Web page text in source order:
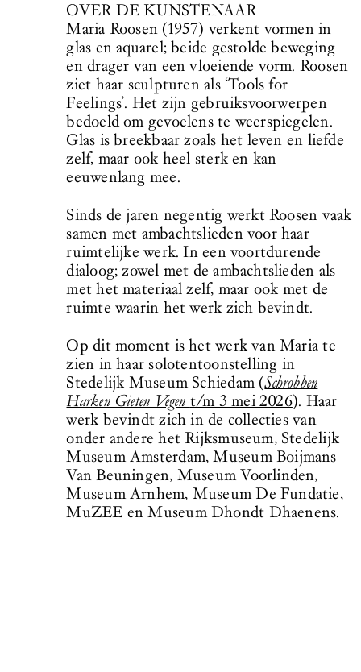
OVER DE KUNSTENAAR
Maria Roosen (1957) verkent vormen in
glas en aquarel; beide gestolde beweging
en drager van een vloeiende vorm. Roosen
ziet haar sculpturen als ‘Tools for
Feelings’. Het zijn gebruiksvoorwerpen
bedoeld om gevoelens te weerspiegelen.
Glas is breekbaar zoals het leven en liefde
zelf, maar ook heel sterk en kan
eeuwenlang mee.
Sinds de jaren negentig werkt Roosen vaak
samen met ambachtslieden voor haar
ruimtelijke werk. In een voortdurende
dialoog; zowel met de ambachtslieden als
met het materiaal zelf, maar ook met de
ruimte waarin het werk zich bevindt.
Op dit moment is het werk van Maria te
zien in haar solotentoonstelling in
Stedelijk Museum Schiedam (Schrobben
Harken Gieten Vegen t/m 3 mei 2026). Haar
werk bevindt zich in de collecties van
onder andere het Rijksmuseum, Stedelijk
Museum Amsterdam, Museum Boijmans
Van Beuningen, Museum Voorlinden,
Museum Arnhem, Museum De Fundatie,
MuZEE en Museum Dhondt Dhaenens.